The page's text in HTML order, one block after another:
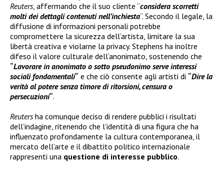
Reuters, affermando che il suo cliente “considera scorretti
molti dei dettagli contenuti nell’inchiesta“. Secondo il legale, la
diffusione di informazioni personali potrebbe
compromettere la sicurezza dell’artista, limitare la sua
libertà creativa e violarne la privacy. Stephens ha inoltre
difeso il valore culturale dell’anonimato, sostenendo che
“Lavorare in anonimato o sotto pseudonimo serve interessi
sociali fondamentali“ e che ciò consente agli artisti di “Dire la
verità al potere senza timore di ritorsioni, censura o
persecuzioni“.
Reutersha comunque deciso di rendere pubblici i risultati
dell’indagine, ritenendo che l’identità di una figura che ha
influenzato profondamente la cultura contemporanea, il
mercato dell’arte e il dibattito politico internazionale
rappresenti una questione di interesse pubblico.